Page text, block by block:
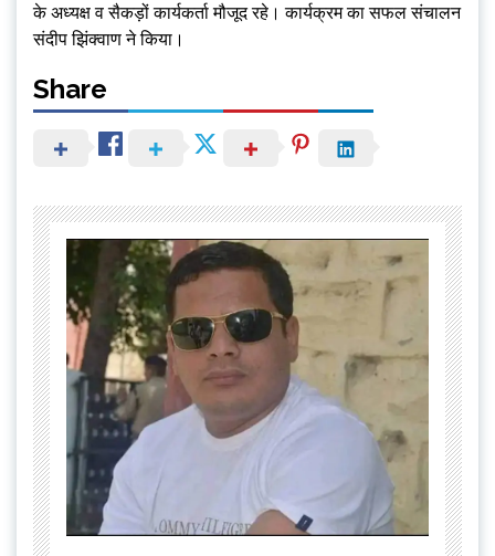
के अध्यक्ष व सैकड़ों कार्यकर्ता मौजूद रहे। कार्यक्रम का सफल संचालन
संदीप झिंक्वाण ने किया।
Share